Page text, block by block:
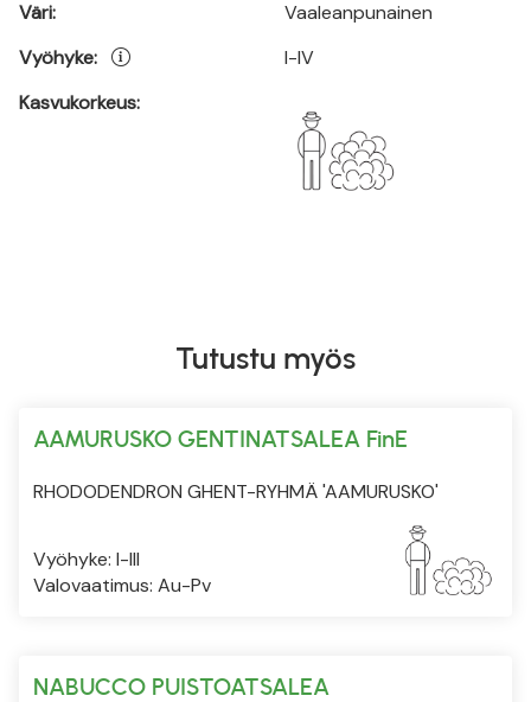
Väri:
Vyöhyke:
Kasvukorkeus:
Vaaleanpunainen
I-IV
Tutustu myös
AAMURUSKO GENTINATSALEA FinE
RHODODENDRON GHENT-RYHMÄ 'AAMURUSKO'
Vyöhyke: I-III
Valovaatimus: Au-Pv
NABUCCO PUISTOATSALEA